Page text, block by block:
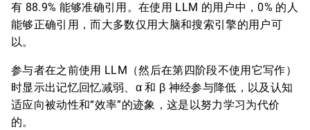
有 88.9% 能够准确引用。在使用 LLM 的用户中，0% 的人
能够正确引用，而大多数仅用大脑和搜索引擎的用户可
以。
参与者在之前使用 LLM（然后在第四阶段不使用它写作）
时显示出记忆回忆减弱、α 和 β 神经参与降低，以及认知
适应向被动性和“效率”的迹象，这是以努力学习为代价
的。